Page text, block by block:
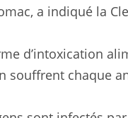
a indiqué la
d’intoxication
souffrent chaque